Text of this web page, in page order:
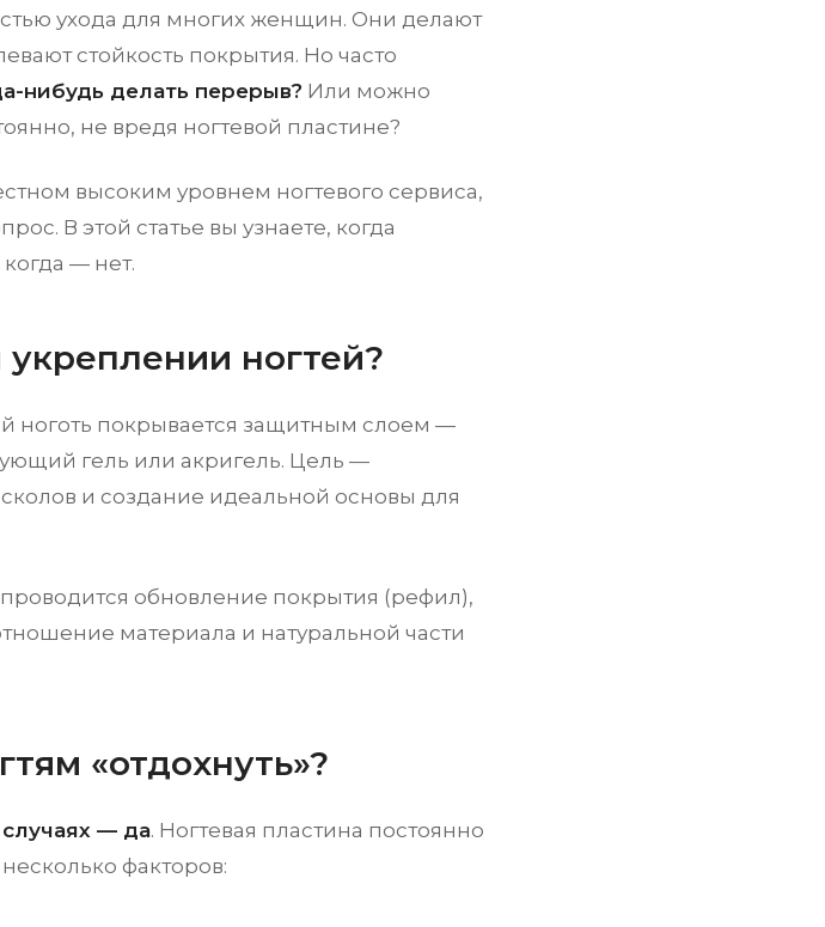
ухода для многих женщин. Они делают
стойкость покрытия. Но часто
нибудь делать перерыв? Или можно
не вредя ногтевой пластине?
высоким уровнем ногтевого сервиса,
В этой статье вы узнаете, когда
— нет.
ногтей?
ноготь покрывается защитным слоем —
гель или акригель. Цель —
и создание идеальной основы для
обновление покрытия (рефил),
материала и натуральной части
«отдохнуть»?
— да. Ногтевая пластина постоянно
факторов: